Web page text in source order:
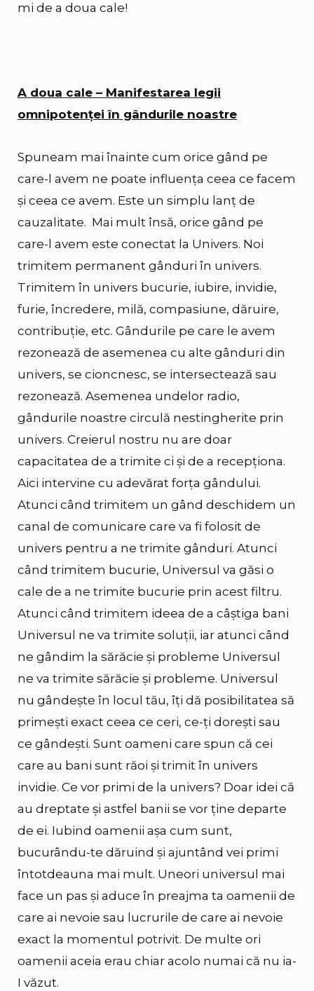
mi de a doua cale!
A doua cale – Manifestarea legii
omnipotenței în gândurile noastre
Spuneam mai înainte cum orice gând pe
care-l avem ne poate influența ceea ce facem
și ceea ce avem. Este un simplu lanț de
cauzalitate. Mai mult însă, orice gând pe
care-l avem este conectat la Univers. Noi
trimitem permanent gânduri în univers.
Trimitem în univers bucurie, iubire, invidie,
furie, încredere, milă, compasiune, dăruire,
contribuție, etc. Gândurile pe care le avem
rezonează de asemenea cu alte gânduri din
univers, se cioncnesc, se intersectează sau
rezonează. Asemenea undelor radio,
gândurile noastre circulă nestingherite prin
univers. Creierul nostru nu are doar
capacitatea de a trimite ci și de a recepționa.
Aici intervine cu adevărat forța gândului.
Atunci când trimitem un gând deschidem un
canal de comunicare care va fi folosit de
univers pentru a ne trimite gânduri. Atunci
când trimitem bucurie, Universul va găsi o
cale de a ne trimite bucurie prin acest filtru.
Atunci când trimitem ideea de a câștiga bani
Universul ne va trimite soluții, iar atunci când
ne gândim la sărăcie și probleme Universul
ne va trimite sărăcie și probleme. Universul
nu gândește în locul tău, îți dă posibilitatea să
primești exact ceea ce ceri, ce-ți dorești sau
ce gândești. Sunt oameni care spun că cei
care au bani sunt răoi și trimit în univers
invidie. Ce vor primi de la univers? Doar idei că
au dreptate și astfel banii se vor ține departe
de ei. Iubind oamenii așa cum sunt,
bucurându-te dăruind și ajuntând vei primi
întotdeauna mai mult. Uneori universul mai
face un pas și aduce în preajma ta oamenii de
care ai nevoie sau lucrurile de care ai nevoie
exact la momentul potrivit. De multe ori
oamenii aceia erau chiar acolo numai că nu ia-
I văzut.